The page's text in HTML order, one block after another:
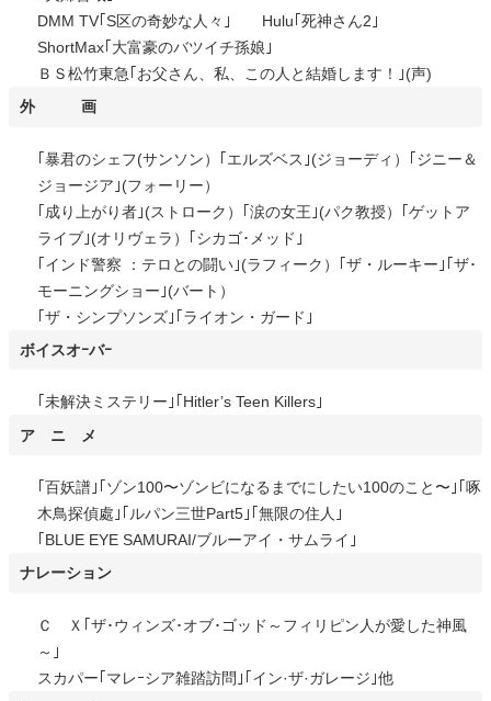
DMM TV｢S区の奇妙な人々｣ Hulu｢死神さん2｣
ShortMax｢大富豪のバツイチ孫娘｣
ＢＳ松竹東急｢お父さん、私、この人と結婚します！｣(声)
外 画
｢暴君のシェフ(サンソン）｢エルズベス｣(ジョーディ）｢ジニー＆
ジョージア｣(フォーリー）
｢成り上がり者｣(ストローク）｢涙の女王｣(パク教授）｢ゲットア
ライブ｣(オリヴェラ）｢シカゴ･メッド｣
｢インド警察 ：テロとの闘い｣(ラフィーク）｢ザ・ルーキー｣｢ザ･
モーニングショー｣(バート）
｢ザ・シンプソンズ｣｢ライオン・ガード｣
ボイスオｰバｰ
｢未解決ミステリー｣｢Hitler’s Teen Killers｣
ア ニ メ
｢百妖譜｣｢ゾン100〜ゾンビになるまでにしたい100のこと〜｣｢啄
木鳥探偵處｣｢ルパン三世Part5｣｢無限の住人｣
｢BLUE EYE SAMURAI/ブルーアイ・サムライ｣
ナレーション
Ｃ Ｘ｢ザ･ウィンズ･オブ･ゴッド～フィリピン人が愛した神風
～｣
スカパー｢マレｰシア雑踏訪問｣｢イン·ザ·ガレージ｣他